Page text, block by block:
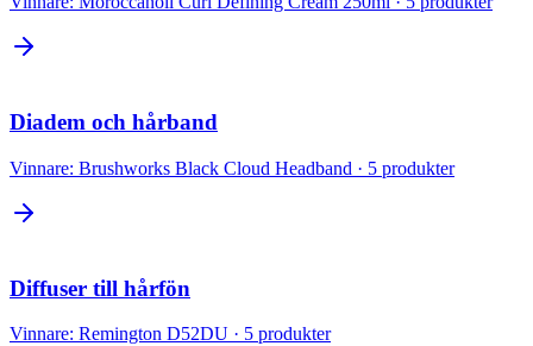
Diadem och hårband
Vinnare: Brushworks Black Cloud Headband · 5 produkter
Diffuser till hårfön
Vinnare: Remington D52DU · 5 produkter